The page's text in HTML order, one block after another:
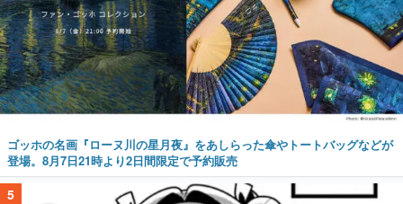
ゴッホの名画『ローヌ川の星月夜』をあしらった傘やトートバッグなどが
登場。8月7日21時より2日間限定で予約販売
5